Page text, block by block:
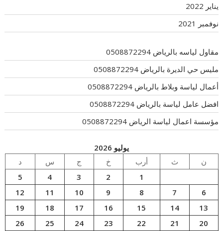
يناير 2022
نوفمبر 2021
مقاول لياسه بالرياض 0508872294
مليس حي الديرة بالرياض 0508872294
أعمال لياسة وبلاط بالرياض 0508872294
افضل عامل لياسة بالرياض 0508872294
مؤسسة اعمال لياسة الرياض 0508872294
يوليو 2026
ن
ث أرب خ ج س
د
1
2
3
4
5
6
7
8
9
10
11
12
13
14
15
16
17
18
19
20
21
22
23
24
25
26